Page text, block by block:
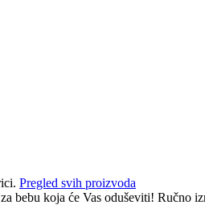
Pregled svih proizvoda
bebu koja će Vas oduševiti! Ručno